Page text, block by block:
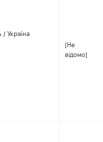
/ Україна
[Не
відомо]